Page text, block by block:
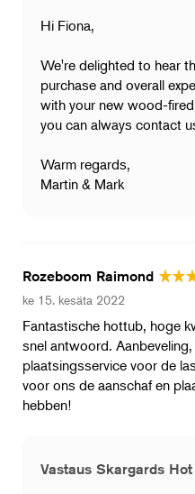
Hi Fiona,
We're delighted to hear
purchase and overall
with your new wood-
you can always contact
Warm regards,
Martin & Mark
Rozeboom Raimond
ke 15. kesäta 2022
Fantastische hottub, hoge
snel antwoord.
plaatsingsservice voor de
voor ons de aanschaf en
hebben!
Vastaus Skargards Hot